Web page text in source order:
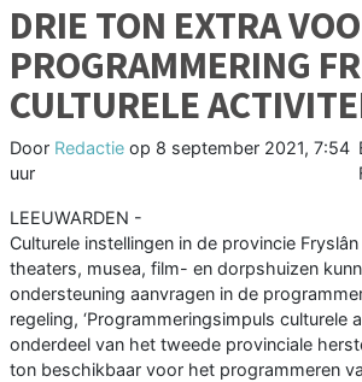
DRIE TON EXTRA
PROGRAMMERING
CULTURELE
Door Redactie op 8 september 2021, 7:54
uur
LEEUWARDEN -
Culturele instellingen in de provincie
theaters, musea, film- en dorpshuizen
ondersteuning aanvragen in de
regeling, ‘Programmeringsimpuls culturele
onderdeel van het tweede provinciale
ton beschikbaar voor het programmeren